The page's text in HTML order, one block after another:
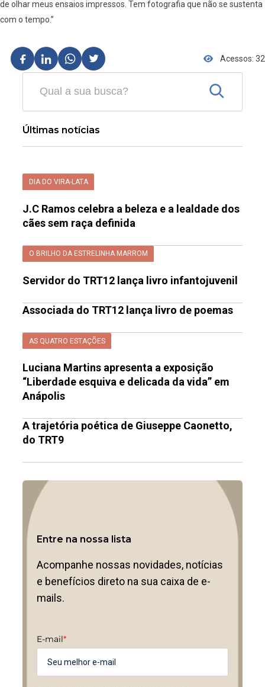
de olhar meus ensaios impressos. Tem fotografia que não se sustenta
com o tempo.”
Acessos: 32
Últimas notícias
DIA DO VIRA-LATA
J.C Ramos celebra a beleza e a lealdade dos
cães sem raça definida
O BRILHO DA ESTRELINHA MARROM
Servidor do TRT12 lança livro infantojuvenil
Associada do TRT12 lança livro de poemas
AS QUATRO ESTAÇÕES
Luciana Martins apresenta a exposição
“Liberdade esquiva e delicada da vida” em
Anápolis
A trajetória poética de Giuseppe Caonetto,
do TRT9
Entre na nossa lista
Acompanhe nossas novidades, notícias
e benefícios direto na sua caixa de e-
mails.
E-mail*